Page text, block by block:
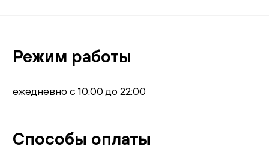
Режим работы
ежедневно с 10:00 до 22:00
Способы оплаты